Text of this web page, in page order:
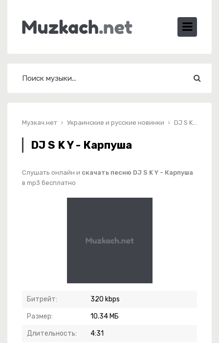
Музкач.нет Украинские и русские новинки DJ S K Y - Карпуша
DJ S K Y - Карпуша
Слушать онлайн и скачать песню DJ S K Y - Карпуша
в mp3 бесплатно
Битрейт: 320 kbps
Размер: 10.34 МБ
Длительность: 4:31